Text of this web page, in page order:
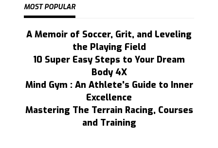
MOST POPULAR
A Memoir of Soccer, Grit, and Leveling
the Playing Field
10 Super Easy Steps to Your Dream
Body 4X
Mind Gym : An Athlete's Guide to Inner
Excellence
Mastering The Terrain Racing, Courses
and Training